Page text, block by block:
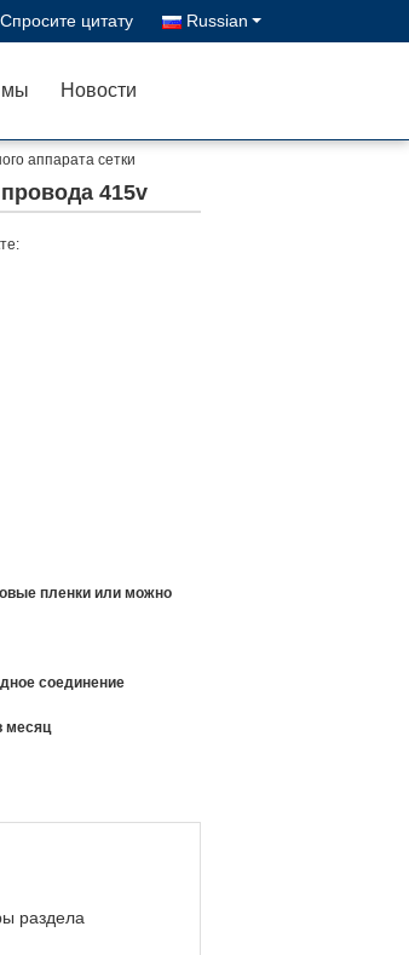
Спросите цитату Russian
мы Новости
аппарата сетки
415v
пленки или можно
соединение
месяц
раздела